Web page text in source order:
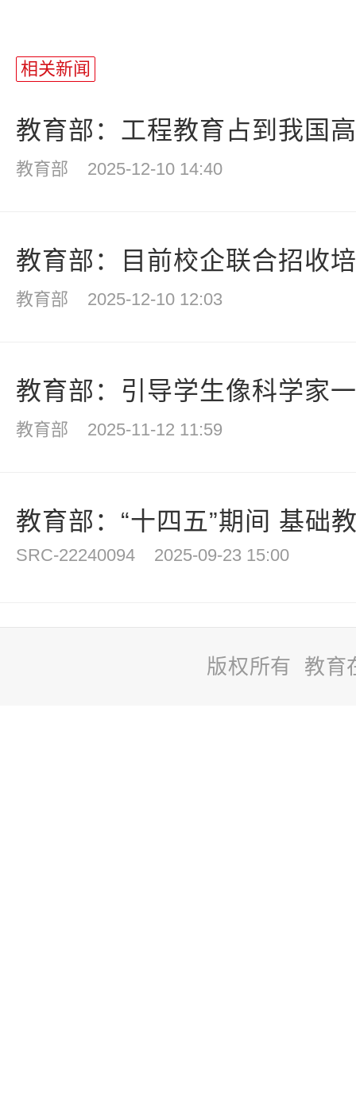
相关新闻
教育部：工程教育占到我国
教育部 2025-12-10 14:40
教育部：目前校企联合招收
教育部 2025-12-10 12:03
教育部：引导学生像科学家
教育部 2025-11-12 11:59
教育部：“十四五”期间 基础
SRC-22240094 2025-09-23 15:00
版权所有 教育